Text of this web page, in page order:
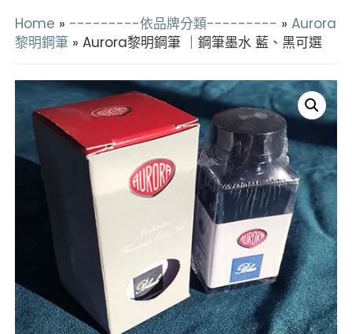
Home » ---------依品牌分類--------- » Aurora
黎明鋼筆» Aurora黎明鋼筆 ｜鋼筆墨水 藍、黑可選